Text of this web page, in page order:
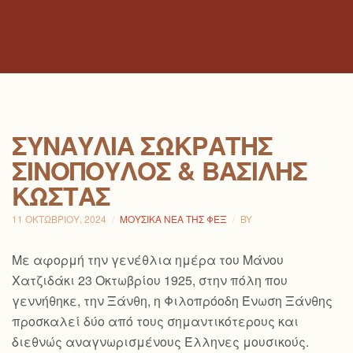
ΣΥΝΑΥΛΊΑ ΣΩΚΡΆΤΗΣ
ΣΙΝΌΠΟΥΛΟΣ & ΒΑΣΊΛΗΣ
ΚΏΣΤΑΣ
11 ΟΚΤΩΒΡΊΟΥ, 2024 ΜΟΥΣΙΚΆ ΝΈΑ ΤΗΣ ΦΕΞ BY
Με αφορμή την γενέθλια ημέρα του Μάνου
Χατζιδάκι 23 Οκτωβρίου 1925, στην πόλη που
γεννήθηκε, την Ξάνθη, η Φιλοπρόοδη Ένωση Ξάνθης
προσκαλεί δύο από τους σημαντικότερους και
διεθνώς αναγνωρισμένους Έλληνες μουσικούς.